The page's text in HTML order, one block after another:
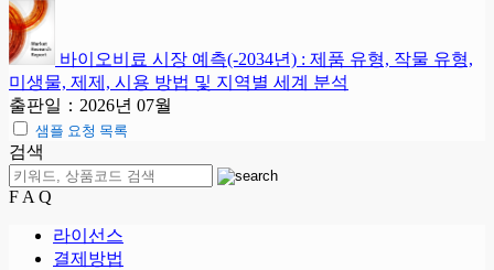
바이오비료 시장 예측(-2034년) : 제품 유형, 작물 유형,
미생물, 제제, 시용 방법 및 지역별 세계 분석
출판일：2026년 07월
샘플 요청 목록
검색
F A Q
라이선스
결제방법